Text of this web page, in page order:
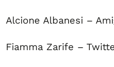
Alcione Albanesi –
Fiamma Zarife –